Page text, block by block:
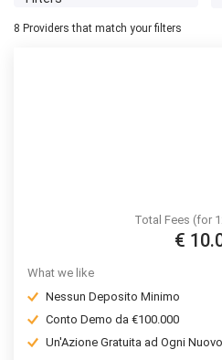
8 Providers that match your filters
Total Fees (for
€
What we like
Nessun Deposito Minimo
Conto Demo da €100.000
Un'Azione Gratuita ad Ogni